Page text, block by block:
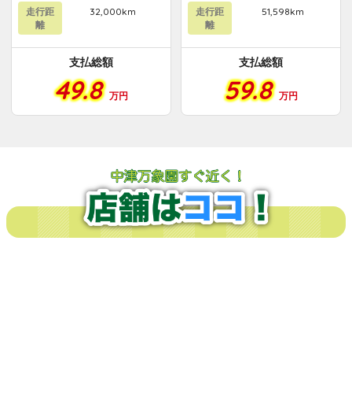
走行距
離
32,000km
支払総額
49.8 万円
走行距
離
51,598km
支払総額
59.8 万円